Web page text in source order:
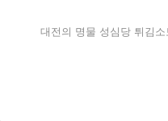
대전의 명물 성심당 튀김소